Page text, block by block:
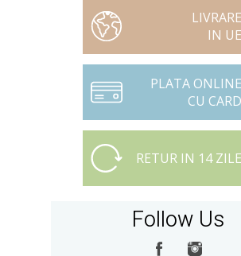
LIVRARE
IN UE
PLATA ONLINE
CU CARD
RETUR IN 14 ZILE
Follow Us